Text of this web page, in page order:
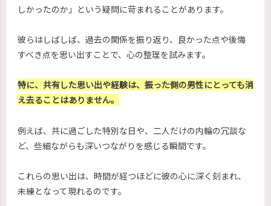
しかったのか」という疑問に苛まれることがあります。
彼らはしばしば、過去の関係を振り返り、良かった点や後悔
すべき点を思い出すことで、心の整理を試みます。
特に、共有した思い出や経験は、振った側の男性にとっても消
え去ることはありません。
例えば、共に過ごした特別な日や、二人だけの内輪の冗談な
ど、些細ながらも深いつながりを感じる瞬間です。
これらの思い出は、時間が経つほどに彼の心に深く刻まれ、
未練となって現れるのです。